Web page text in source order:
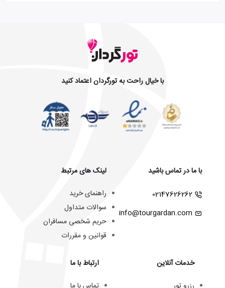
با خیال راحت به تورگردان اعتماد کنید
با ما در تماس باشید
02147626262
info@tourgardan.com
خدمات آنلاین
لینک های مرتبط
راهنمای خرید
سوالات متداول
حریم شخصی مسافران
قوانین و مقررات
ارتباط با ما